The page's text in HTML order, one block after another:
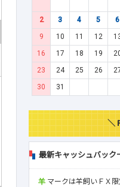
2
3 4 5 6
9
10 11 12
16
17 18 19
23
24 25 26
30
31
＼
最新キャッシュバック
マークは羊飼いＦＸ